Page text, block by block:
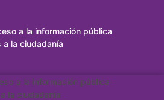
a la información pública
la ciudadanía
a la información pública
la ciudadanía